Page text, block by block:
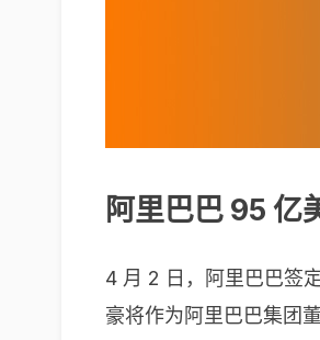
阿里巴巴 95 亿
4 月 2 日，阿里巴巴签
豪将作为阿里巴巴集团